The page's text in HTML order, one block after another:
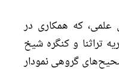
علمی، که همکاری در
تراثنا و کنگره شیخ
گروهی نمودار